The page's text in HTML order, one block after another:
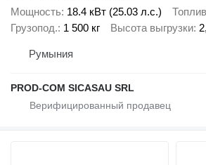
Мощность 18.4 кВт (25.03 л.с.)
Грузопод. 1 500 кг Высота выгрузки
Румыния
PROD-COM SICASAU SRL